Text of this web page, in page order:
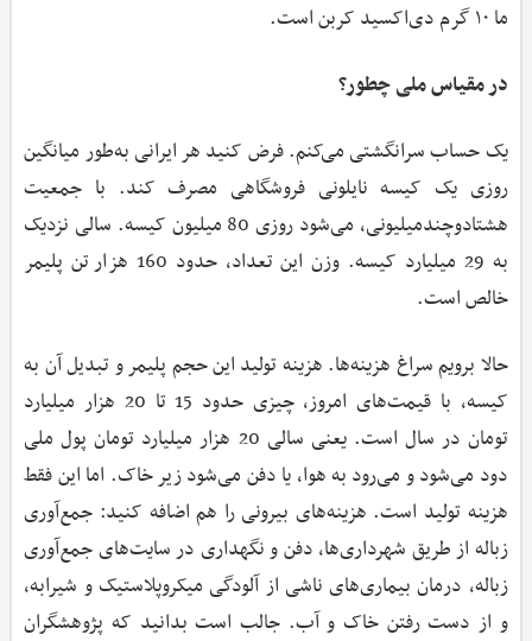
ما ۱۰ گرم دی‌اکسید کربن است.
در مقیاس ملی چطور؟
یک حساب سرانگشتی می‌کنم. فرض کنید هر ایرانی به‌طور میانگین
روزی یک کیسه نایلونی فروشگاهی مصرف کند. با جمعیت
هشتاد‌و‌چندمیلیونی، می‌شود روزی 80 میلیون کیسه. سالی نزدیک
به 29 میلیارد کیسه. وزن این تعداد، حدود 160 هزار تن پلیمر
خالص است.
حالا برویم سراغ هزینه‌ها. هزینه تولید این حجم پلیمر و تبدیل آن به
کیسه، با قیمت‌های امروز، چیزی حدود 15 تا 20 هزار میلیارد
تومان در سال است. یعنی سالی 20 هزار میلیارد تومان پول ملی
دود می‌شود و می‌رود به هوا، یا دفن می‌شود زیر خاک. اما این فقط
هزینه تولید است. هزینه‌های بیرونی را هم اضافه کنید: جمع‌آوری
زباله از طریق شهرداری‌ها، دفن و نگهداری در سایت‌های جمع‌آوری
زباله، درمان بیماری‌های ناشی از آلودگی میکروپلاستیک و شیرابه،
و از دست رفتن خاک و آب. جالب است بدانید که پژوهشگران